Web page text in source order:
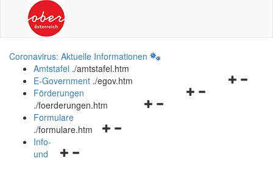
Coronavirus: Aktuelle Informationen
Amtstafel ./amtstafel.htm
Navigationsmenü
E-Government ./egov.htm
Navigationsmenü
Förderungen
./foerderungen.htm
Navigationsmenü
Formulare
./formulare.htm
Navigationsmenü
Info-
und